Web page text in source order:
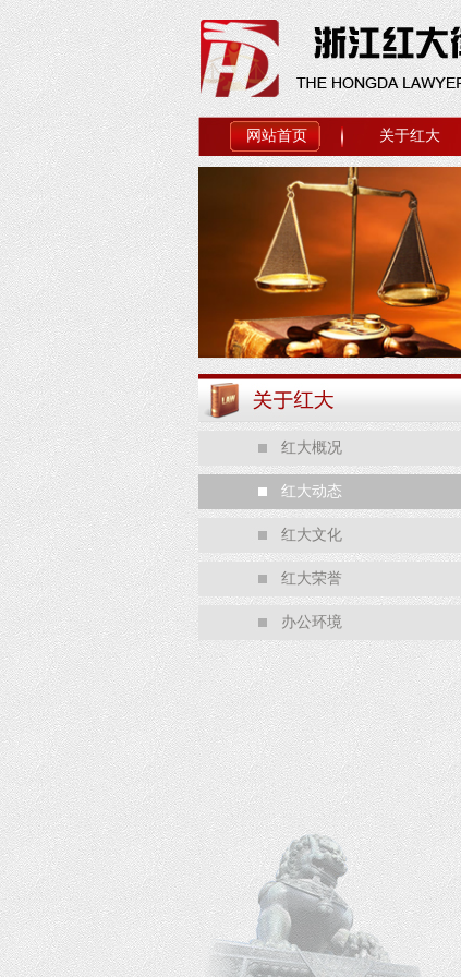
网站首页 关于红大
红大概况
红大动态
红大文化
红大荣誉
办公环境